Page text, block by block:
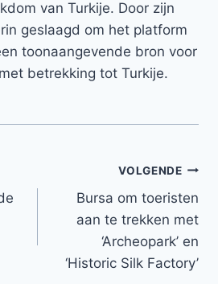
van Turkije. Door zijn
geslaagd om het platform
toonaangevende bron voor
betrekking tot Turkije.
VOLGENDE
Bursa om toeristen
aan te trekken met
‘Archeopark’ en
‘Historic Silk Factory’